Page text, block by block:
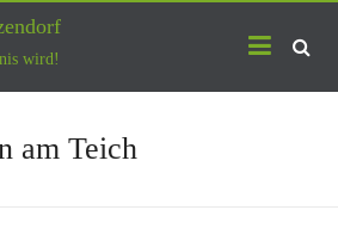
wird!
am Teich